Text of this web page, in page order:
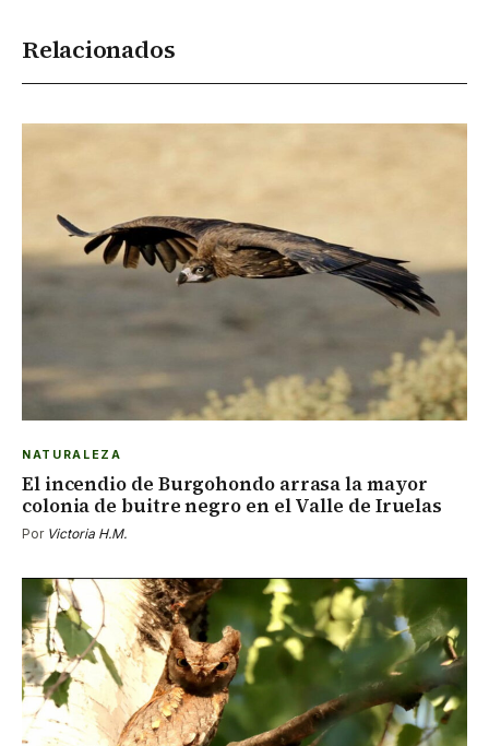
Relacionados
NATURALEZA
El incendio de Burgohondo arrasa la mayor
colonia de buitre negro en el Valle de Iruelas
Por Victoria H.M.